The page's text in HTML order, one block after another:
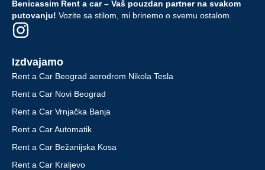
Benicassim Rent a car – Vaš pouzdan partner na svakom
putovanju! Vozite sa stilom, mi brinemo o svemu ostalom.
Izdvajamo
Rent a Car Beograd aerodrom Nikola Tesla
Rent a Car Novi Beograd
Rent a Car Vrnjačka Banja
Rent a Car Automatik
Rent a Car Bežanijska Kosa
Rent a Car Kraljevo